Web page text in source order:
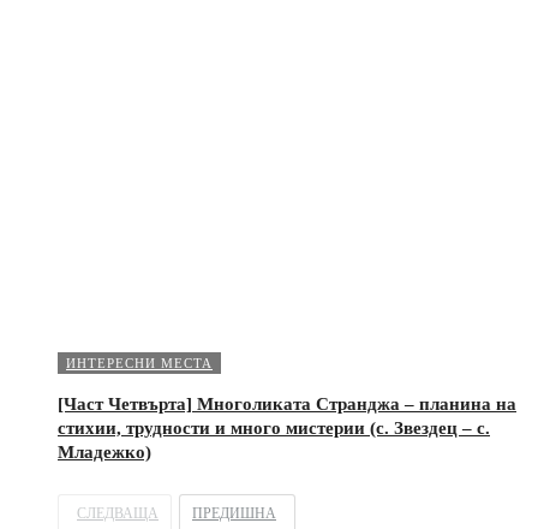
ИНТЕРЕСНИ МЕСТА
[Част Четвърта] Многоликата Странджа – планина на
стихии, трудности и много мистерии (с. Звездец – с.
Младежко)
СЛЕДВАЩА ПРЕДИШНА